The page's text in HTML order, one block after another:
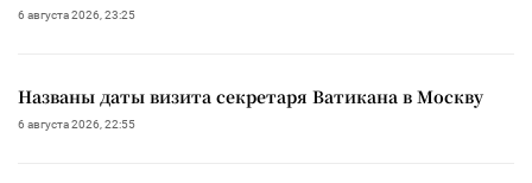
6 августа 2026, 23:25
Названы даты визита секретаря Ватикана в Москву
6 августа 2026, 22:55